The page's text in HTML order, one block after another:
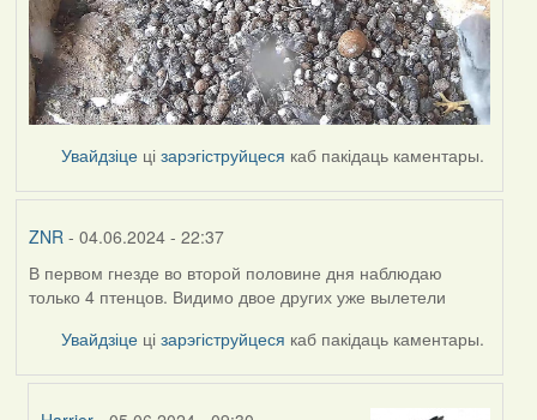
Увайдзіце цізарэгіструйцеся каб пакідаць каментары.
ZNR- 04.06.2024 - 22:37
В первом гнезде во второй половине дня наблюдаю
только 4 птенцов. Видимо двое других уже вылетели
Увайдзіце цізарэгіструйцеся каб пакідаць каментары.